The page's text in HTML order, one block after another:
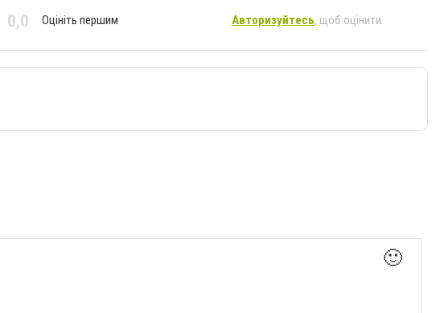
0,0 Оцініть першим Авторизуйтесь, щоб оцінити
🙂